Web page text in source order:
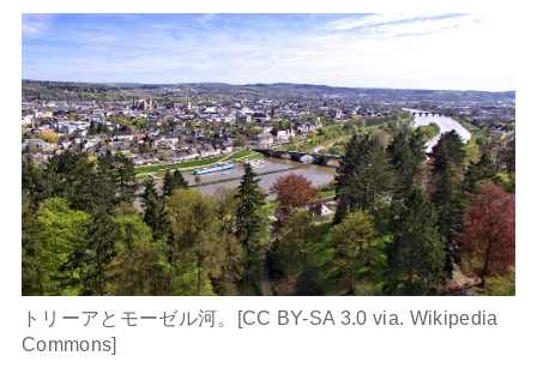
トリーアとモーゼル河。[CC BY-SA 3.0 via. Wikipedia
Commons]